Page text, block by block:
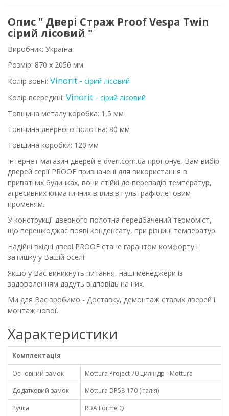
Опис " Двері Страж Proof Vespa Twin
сірий лісовий "
Виробник: Україна
Розмір: 870 x 2050 мм
Колір зовні: Vinorit - сірий лісовий
Колір всередині: Vinorit - сірий лісовий
Товщина металу коробка: 1,5 мм
Товщина дверного полотна: 80 мм
Товщина коробки: 120 мм
Інтернет магазин дверей e-dveri.com.ua пропонує, Вам вибір
дверей серії PROOF призначені для використання в
приватних будинках, вони стійкі до перепадів температур,
агресивних кліматичних впливів і ультрафіолетовим
променям.
У конструкції дверного полотна передбачений термоміст,
що перешкоджає появі конденсату, при різниці температур.
Надійні вхідні двері PROOF стане гарантом комфорту і
затишку у Вашій оселі.
Якщо у Вас виникнуть питання, наші менеджери із
задоволенням дадуть відповідь на них.
Ми для Вас зробимо - Доставку, демонтаж старих дверей і
монтаж нової.
Характеристики
Комплектація
Основний замок
Mottura Project 70 циліндр - Mottura
Додатковий замок
Mottura DP58-170 (Італія)
Ручка
RDA Forme Q